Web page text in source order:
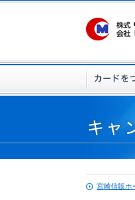
宮崎信販ホ